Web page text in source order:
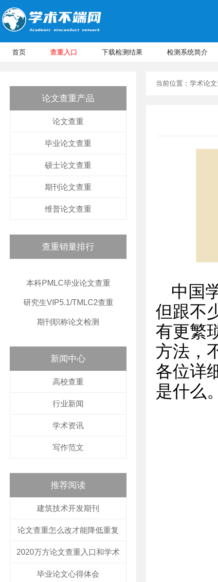
首页 查重入口 下载检测结果 检测系统简介
论文查重产品
论文查重
毕业论文查重
硕士论文查重
期刊论文查重
维普论文查重
查重销量排行
本科PMLC毕业论文查重
研究生VIP5.1/TMLC2查重
期刊职称论文检测
新闻中心
高校查重
行业新闻
学术资讯
写作范文
推荐阅读
建筑技术开发期刊
论文查重怎么改才能降低重复
2020万方论文查重入口和学术
毕业论文心得体会
当前位置： 学术论
中国
但跟不
有更繁
方法，
各位详
是什么